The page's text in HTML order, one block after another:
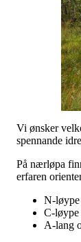
Vi ønsker
spennande
På nærløpa
erfaren
N-
C-løype
A-lang